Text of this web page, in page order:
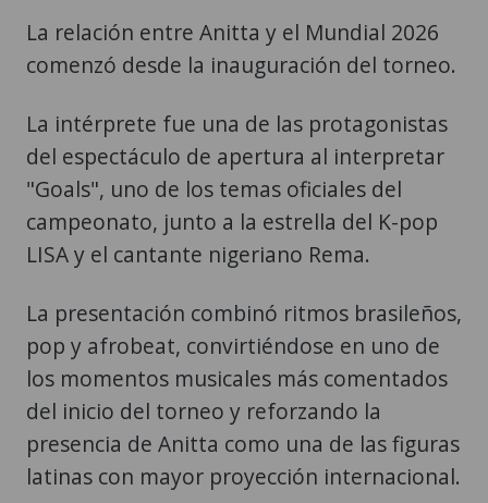
La relación entre Anitta y el Mundial 2026
comenzó desde la inauguración del torneo.
La intérprete fue una de las protagonistas
del espectáculo de apertura al interpretar
"Goals", uno de los temas oficiales del
campeonato, junto a la estrella del K-pop
LISA y el cantante nigeriano Rema.
La presentación combinó ritmos brasileños,
pop y afrobeat, convirtiéndose en uno de
los momentos musicales más comentados
del inicio del torneo y reforzando la
presencia de Anitta como una de las figuras
latinas con mayor proyección internacional.